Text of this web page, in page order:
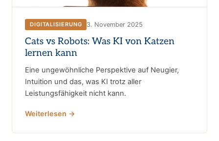
DIGITALISIERUNG 3. November 2025
Cats vs Robots: Was KI von Katzen
lernen kann
Eine ungewöhnliche Perspektive auf Neugier,
Intuition und das, was KI trotz aller
Leistungsfähigkeit nicht kann.
Weiterlesen →